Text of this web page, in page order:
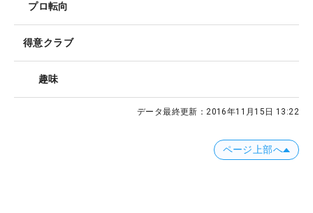
プロ転向
得意クラブ
趣味
データ最終更新：2016年11月15日 13:22
ページ上部へ